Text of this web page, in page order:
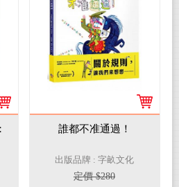
誰都不准通過！
出版品牌 : 字畝文化
定價 $280